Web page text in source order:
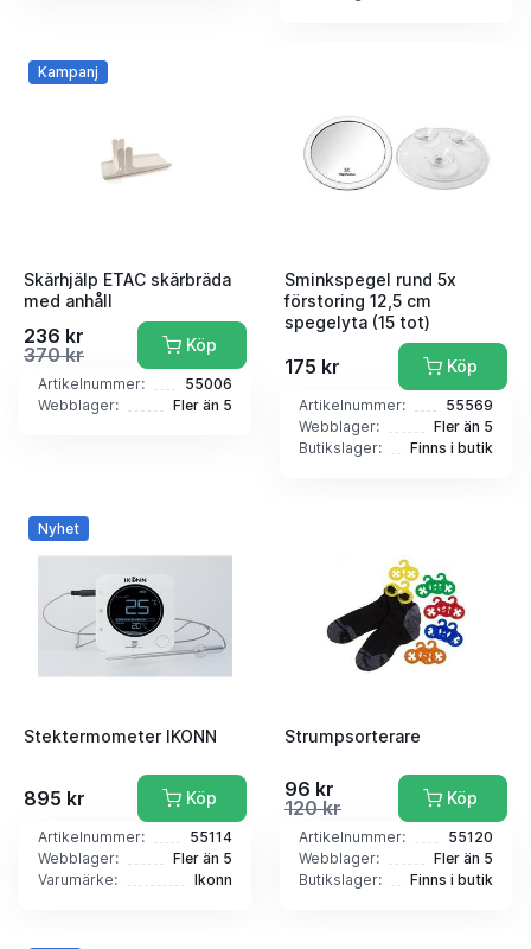
Kampanj
Skärhjälp ETAC skärbräda
med anhåll
236 kr
370 kr
Köp
Artikelnummer:
55006
Webblager:
Fler än 5
Sminkspegel rund 5x
förstoring 12,5 cm
spegelyta (15 tot)
175 kr Köp
Artikelnummer:
55569
Webblager:
Fler än 5
Butikslager:
Finns i butik
Nyhet
Stektermometer IKONN
895 kr Köp
Artikelnummer:
55114
Webblager:
Fler än 5
Varumärke:
Ikonn
Strumpsorterare
96 kr
120 kr
Köp
Artikelnummer:
55120
Webblager:
Fler än 5
Butikslager:
Finns i butik